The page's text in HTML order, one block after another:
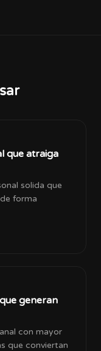
que atraiga
solida que
forma
generan
con mayor
que conviertan